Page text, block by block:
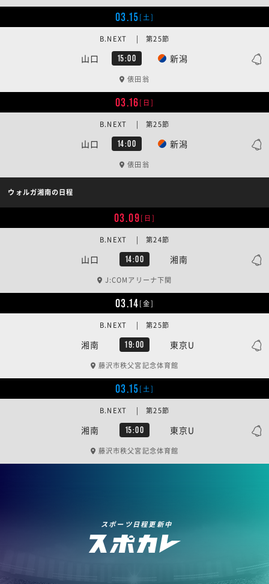
03.15[土]
山口 15:00 新潟
B.NEXT | 第25節
俵田翁
03.16[日]
山口 14:00 新潟
B.NEXT | 第25節
俵田翁
ウォルガ湘南の日程
03.09[日]
山口 14:00 湘南
B.NEXT | 第24節
J:COMアリーナ下関
03.14[金]
湘南 19:00 東京U
B.NEXT | 第25節
藤沢市秩父宮記念体育館
03.15[土]
湘南 15:00 東京U
B.NEXT | 第25節
藤沢市秩父宮記念体育館
スポーツ日程更新中